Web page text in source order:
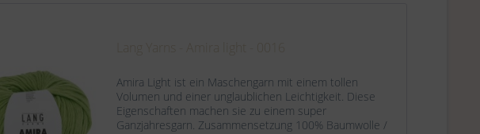
Amira Light ist ein Maschengarn mit einem tollen
Volumen und einer unglaublichen Leichtigkeit. Diese
Eigenschaften machen sie zu einem super
Ganzjahresgarn. Zusammensetzung 100% Baumwolle /